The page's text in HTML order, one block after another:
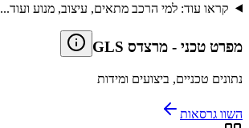
קראו עוד: למי הרכב מתאים, עיצוב, מנוע ועוד...
מפרט טכני - מרצדס GLS
נתונים טכניים, ביצועים ומידות
השוו גרסאות